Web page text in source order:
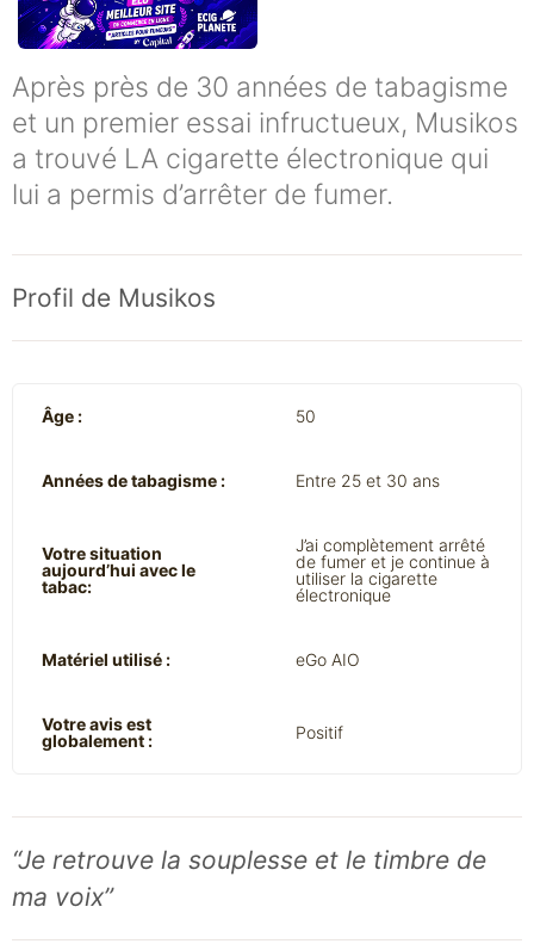
Après près de 30 années de tabagisme
et un premier essai infructueux, Musikos
a trouvé LA cigarette électronique qui
lui a permis d’arrêter de fumer.
Profil de Musikos
Âge : 50
Années de tabagisme : Entre 25 et 30 ans
Votre situation
aujourd’hui avec le
tabac:
J’ai complètement arrêté
de fumer et je continue à
utiliser la cigarette
électronique
Matériel utilisé : eGo AIO
Votre avis est
globalement :
Positif
“Je retrouve la souplesse et le timbre de
ma voix”